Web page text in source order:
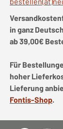
in ganz
ab 39,00€
Für
hoher
Lieferung
Fontis-Shop.